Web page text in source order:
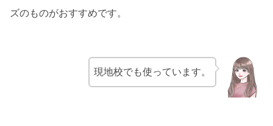
ズのものがおすすめです。
現地校でも使っています。